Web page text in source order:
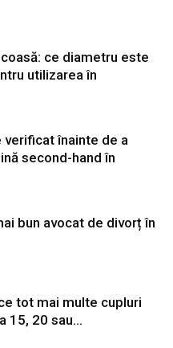
ce diametru este
utilizarea în
verificat înainte de a
second-hand în
bun avocat de divorț în
tot mai multe cupluri
15, 20 sau...